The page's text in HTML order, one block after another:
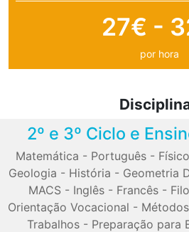
27€ -
por hora
2º e 3º Ciclo e
Matemática - Português-
Geologia - História - Geometria
MACS - Inglês - Francês -
Orientação Vocacional -
Trabalhos - Preparação para